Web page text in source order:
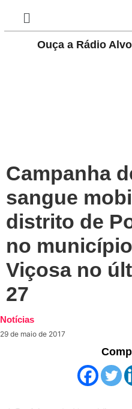
Ouça a Rádio
Campanha
sangue
distrito de
no
Viçosa no
27
Notícias
29 de maio de 2017